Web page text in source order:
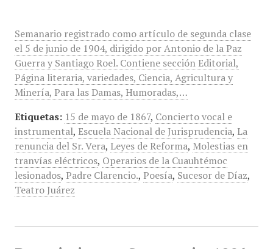
Semanario registrado como artículo de segunda clase
el 5 de junio de 1904, dirigido por Antonio de la Paz
Guerra y Santiago Roel. Contiene sección Editorial,
Página literaria, variedades, Ciencia, Agricultura y
Minería, Para las Damas, Humoradas,…
Etiquetas: 15 de mayo de 1867, Concierto vocal e
instrumental, Escuela Nacional de Jurisprudencia, La
renuncia del Sr. Vera, Leyes de Reforma, Molestias en
tranvías eléctricos, Operarios de la Cuauhtémoc
lesionados, Padre Clarencio., Poesía, Sucesor de Díaz,
Teatro Juárez